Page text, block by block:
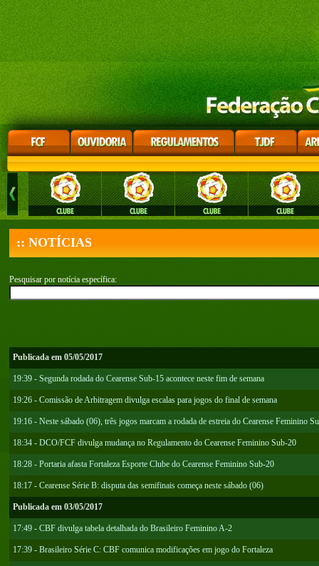
:: NOTÍCIAS
Pesquisar por notícia específica:
Publicada em 05/05/2017
19:39 - Segunda rodada do Cearense Sub-15 acontece neste fim de semana
19:26 - Comissão de Arbitragem divulga escalas para jogos do final de semana
19:16 - Neste sábado (06), três jogos marcam a rodada de estreia do Cearense Feminino
18:34 - DCO/FCF divulga mudança no Regulamento do Cearense Feminino Sub-20
18:28 - Portaria afasta Fortaleza Esporte Clube do Cearense Feminino Sub-20
18:17 - Cearense Série B: disputa das semifinais começa neste sábado (06)
Publicada em 03/05/2017
17:49 - CBF divulga tabela detalhada do Brasileiro Feminino A-2
17:39 - Brasileiro Série C: CBF comunica modificações em jogo do Fortaleza